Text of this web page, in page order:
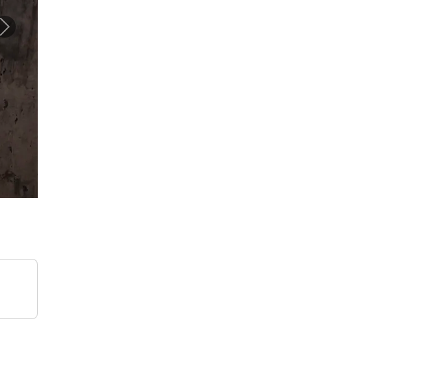
Nächstes Bild für "4.71m2 Lagerraum Zürich - Neugasse 83"